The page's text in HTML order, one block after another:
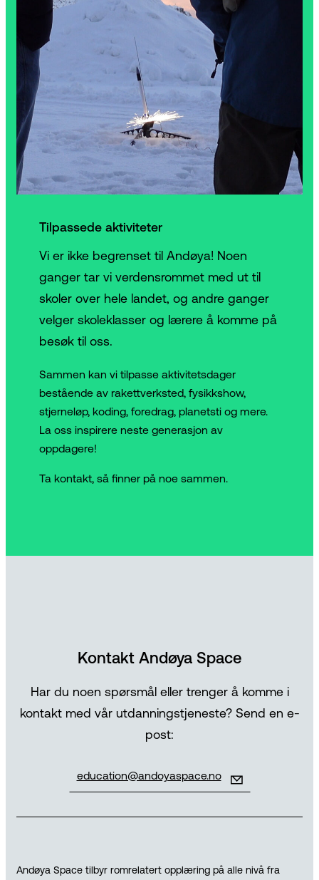
Tilpassede aktiviteter
Vi er ikke begrenset til Andøya! Noen
ganger tar vi verdensrommet med ut til
skoler over hele landet, og andre ganger
velger skoleklasser og lærere å komme på
besøk til oss.
Sammen kan vi tilpasse aktivitetsdager
bestående av rakettverksted, fysikkshow,
stjerneløp, koding, foredrag, planetsti og mere.
La oss inspirere neste generasjon av
oppdagere!
Ta kontakt, så finner på noe sammen.
Kontakt Andøya Space
Har du noen spørsmål eller trenger å komme i
kontakt med vår utdanningstjeneste? Send en e-
post:
education@andoyaspace.no
Andøya Space tilbyr romrelatert opplæring på alle nivå fra